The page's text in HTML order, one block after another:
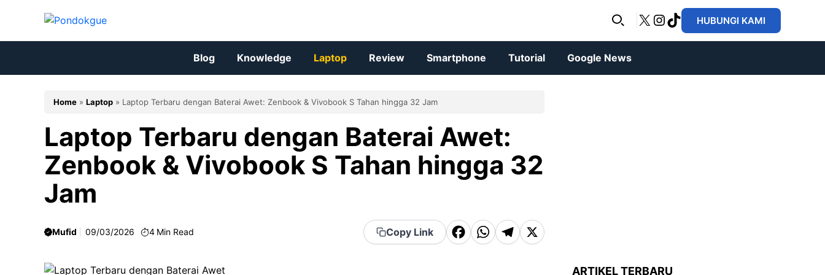
X Instagram
TikTokHUBUNGI KAMI
Blog Knowledge Laptop Review Smartphone Tutorial Google News
Home » Laptop » Laptop Terbaru dengan Baterai Awet: Zenbook & Vivobook S Tahan hingga 32 Jam
Laptop Terbaru dengan Baterai Awet:
Zenbook & Vivobook S Tahan hingga 32
Jam
Mufid 09/03/2026 4 Min Read Copy Link
F
a
W
h
T
el
X
ARTIKEL TERBARU